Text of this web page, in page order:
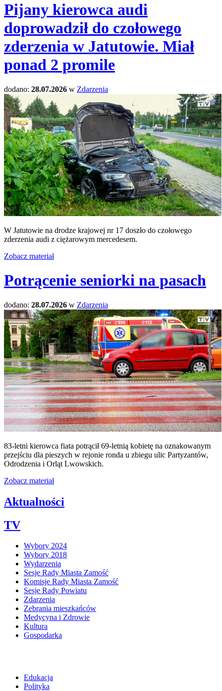
Pijany kierowca audi
doprowadził do czołowego
zderzenia w Jatutowie. Miał
ponad 2 promile
dodano: 28.07.2026 w Zdarzenia
W Jatutowie na drodze krajowej nr 17 doszło do czołowego
zderzenia audi z ciężarowym mercedesem.
Zobacz materiał
Potrącenie seniorki na pasach
dodano: 28.07.2026 w Zdarzenia
83-letni kierowca fiata potrącił 69-letnią kobietę na oznakowanym
przejściu dla pieszych w rejonie ronda u zbiegu ulic Partyzantów,
Odrodzenia i Orląt Lwowskich.
Zobacz materiał
Aktualności
TV
Wybory 2024
Wybory 2018
Wydarzenia
Sesje Rady Miasta Zamość
Komisje Rady Miasta Zamość
Sesje Rady Powiatu
Zdarzenia
Zebrania mieszkańców
Medycyna i Zdrowie
Kultura
Gospodarka
Edukacja
Polityka